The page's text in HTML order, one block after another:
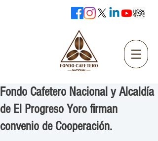
Fondo Cafetero Nacional y Alcaldía
de El Progreso Yoro firman
convenio de Cooperación.